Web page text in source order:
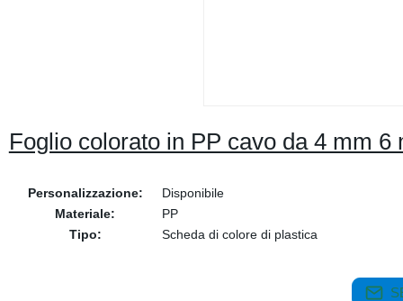
Foglio colorato in PP cavo da 4 mm
Personalizzazione:
Disponibile
Materiale:
PP
Tipo:
Scheda di colore di plastica